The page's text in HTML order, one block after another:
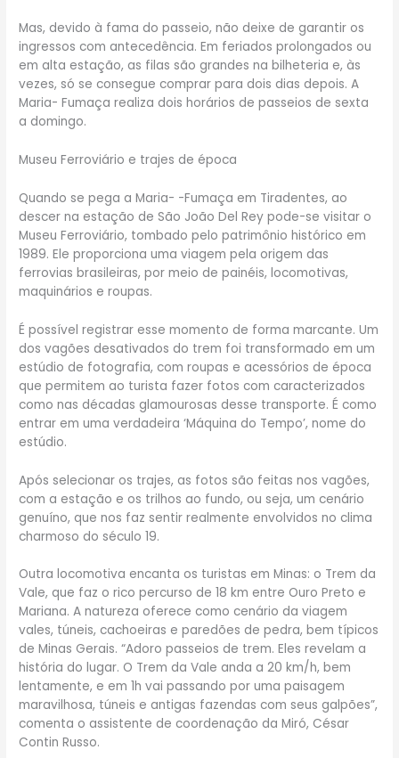
Mas, devido à fama do passeio, não deixe de garantir os
ingressos com antecedência. Em feriados prolongados ou
em alta estação, as filas são grandes na bilheteria e, às
vezes, só se consegue comprar para dois dias depois. A
Maria- Fumaça realiza dois horários de passeios de sexta
a domingo.
Museu Ferroviário e trajes de época
Quando se pega a Maria- -Fumaça em Tiradentes, ao
descer na estação de São João Del Rey pode-se visitar o
Museu Ferroviário, tombado pelo patrimônio histórico em
1989. Ele proporciona uma viagem pela origem das
ferrovias brasileiras, por meio de painéis, locomotivas,
maquinários e roupas.
É possível registrar esse momento de forma marcante. Um
dos vagões desativados do trem foi transformado em um
estúdio de fotografia, com roupas e acessórios de época
que permitem ao turista fazer fotos com caracterizados
como nas décadas glamourosas desse transporte. É como
entrar em uma verdadeira ‘Máquina do Tempo’, nome do
estúdio.
Após selecionar os trajes, as fotos são feitas nos vagões,
com a estação e os trilhos ao fundo, ou seja, um cenário
genuíno, que nos faz sentir realmente envolvidos no clima
charmoso do século 19.
Outra locomotiva encanta os turistas em Minas: o Trem da
Vale, que faz o rico percurso de 18 km entre Ouro Preto e
Mariana. A natureza oferece como cenário da viagem
vales, túneis, cachoeiras e paredões de pedra, bem típicos
de Minas Gerais. “Adoro passeios de trem. Eles revelam a
história do lugar. O Trem da Vale anda a 20 km/h, bem
lentamente, e em 1h vai passando por uma paisagem
maravilhosa, túneis e antigas fazendas com seus galpões”,
comenta o assistente de coordenação da Miró, César
Contin Russo.